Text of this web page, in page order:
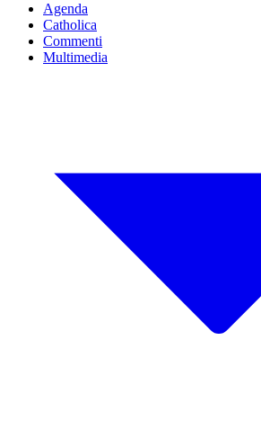
Agenda
Catholica
Commenti
Multimedia